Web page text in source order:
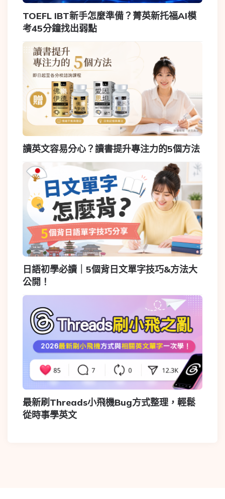
TOEFL IBT新手怎麼準備？菁英新托福AI模
考45分鐘找出弱點
讀英文容易分心？讀書提升專注力的5個方法
日語初學必讀｜5個背日文單字技巧&方法大
公開！
最新刷Threads小飛機Bug方式整理，輕鬆
從時事學英文